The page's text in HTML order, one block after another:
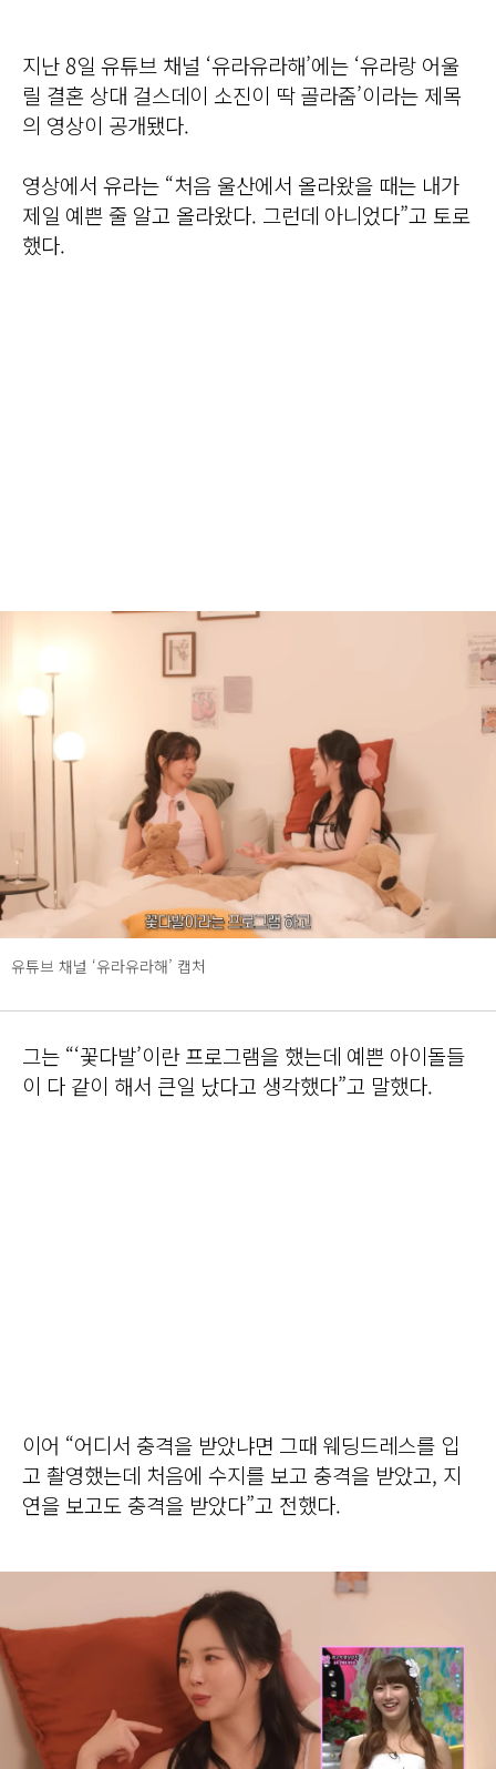
지난 8일 유튜브 채널 ‘유라유라해’에는 ‘유라랑 어울
릴 결혼 상대 걸스데이 소진이 딱 골라줌’이라는 제목
의 영상이 공개됐다.
영상에서 유라는 “처음 울산에서 올라왔을 때는 내가
제일 예쁜 줄 알고 올라왔다. 그런데 아니었다”고 토로
했다.
유튜브 채널 ‘유라유라해’ 캡처
그는 “‘꽃다발’이란 프로그램을 했는데 예쁜 아이돌들
이 다 같이 해서 큰일 났다고 생각했다”고 말했다.
이어 “어디서 충격을 받았냐면 그때 웨딩드레스를 입
고 촬영했는데 처음에 수지를 보고 충격을 받았고, 지
연을 보고도 충격을 받았다”고 전했다.